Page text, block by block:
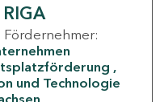
Fördernehmer:
und Technologie